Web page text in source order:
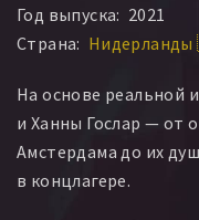
Год выпуска: 2021
Страна:
На основе реальной
и Ханны Гослар — от
Амстердама до их
в концлагере.